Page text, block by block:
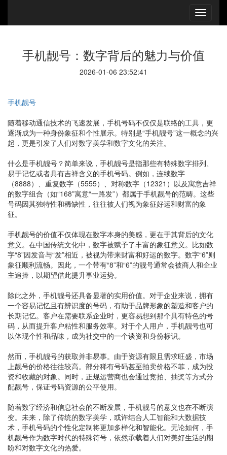
手机靓号：数字背后的魅力与价值
2026-01-06 23:52:41
手机靓号
随着移动通信技术的飞速发展，手机号码不仅仅是联络的工具，更
逐渐成为一种身份象征和个性展示。特别是“手机靓号”这一概念的兴
起，更是引发了人们对数字美学和数字文化的关注。
什么是手机靓号？简单来说，手机靓号是指那些有特殊数字排列、
易于记忆或者具有吉祥含义的手机号码。例如，连续数字
（8888）、重复数字（5555）、对称数字（12321）以及寓意吉祥
的数字组合（如“168”寓意“一路发”）都属于手机靓号的范畴。这些
号码因其独特性和稀缺性，往往被人们视为象征好运和财富的象
征。
手机靓号的价值不仅体现在数字本身的美感，更在于其背后的文化
意义。在中国传统文化中，数字被赋予了丰富的象征意义。比如数
字“8”因发音与“发”相近，被视为带来财富和好运的数字。数字“6”则
象征顺利流畅。因此，一个带有“8”和“6”的靓号通常会被商人和企业
主追捧，以期望借此提升事业运势。
除此之外，手机靓号还具备显著的实用价值。对于企业来说，拥有
一个容易记忆且有辨识度的号码，有助于品牌形象的塑造和客户的
长期记忆。客户在需要联系企业时，更容易想到那个具有特色的号
码，从而提升客户粘性和服务效率。对于个人用户，手机靓号也可
以体现个性和品味，成为社交中的一个谈资和身份标识。
然而，手机靓号的获取并非易事。由于资源有限且需求旺盛，市场
上靓号的价格往往较高。部分稀有号码甚至拍卖价格不菲，成为投
资和收藏的对象。同时，正规运营商也会通过竞拍、抽奖等方式分
配靓号，保证号码资源的公平使用。
随着数字经济和信息社会的不断发展，手机靓号的意义也在不断演
变。未来，除了传统的数字美学，或许结合人工智能和大数据技
术，手机号码的个性化定制将更加多样化和智能化。无论如何，手
机靓号作为数字时代的特殊符号，依然承载着人们对美好生活的期
盼和对数字文化的热爱。